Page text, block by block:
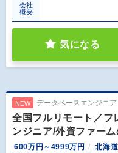
会社
概要
気になる
NEW データベースエンジニア
全国フルリモート／フ
ンジニア/外資ファー
600万円～4999万円
北海